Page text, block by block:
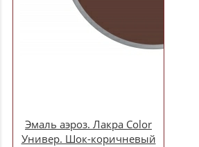
Эмаль аэроз. Лакра Color
Универ. Шок-коричневый